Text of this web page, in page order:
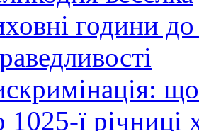
години до
1025-ї річниці